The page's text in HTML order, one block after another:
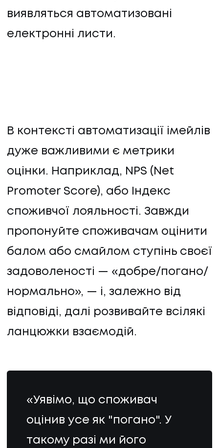
виявляться автоматизовані
електронні листи.
В контексті автоматизації імейлів
дуже важливими є метрики
оцінки. Наприклад, NPS (Net
Promoter Score), або Індекс
споживчої лояльності. Завжди
пропонуйте споживачам оцінити
балом або смайлом ступінь своєї
задоволеності — «добре/погано/
нормально», — і, залежно від
відповіді, далі розвивайте всілякі
ланцюжки взаємодій.
«Уявімо, що споживач
оцінив усе як "погано". У
такому разі ми його